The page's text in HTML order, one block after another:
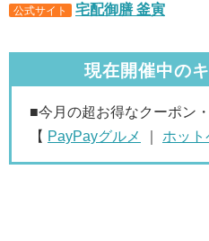
公式サイト 宅配御膳 釜寅
現在開催中の
■今月の超お得なクーポン
【 PayPayグルメ ホット